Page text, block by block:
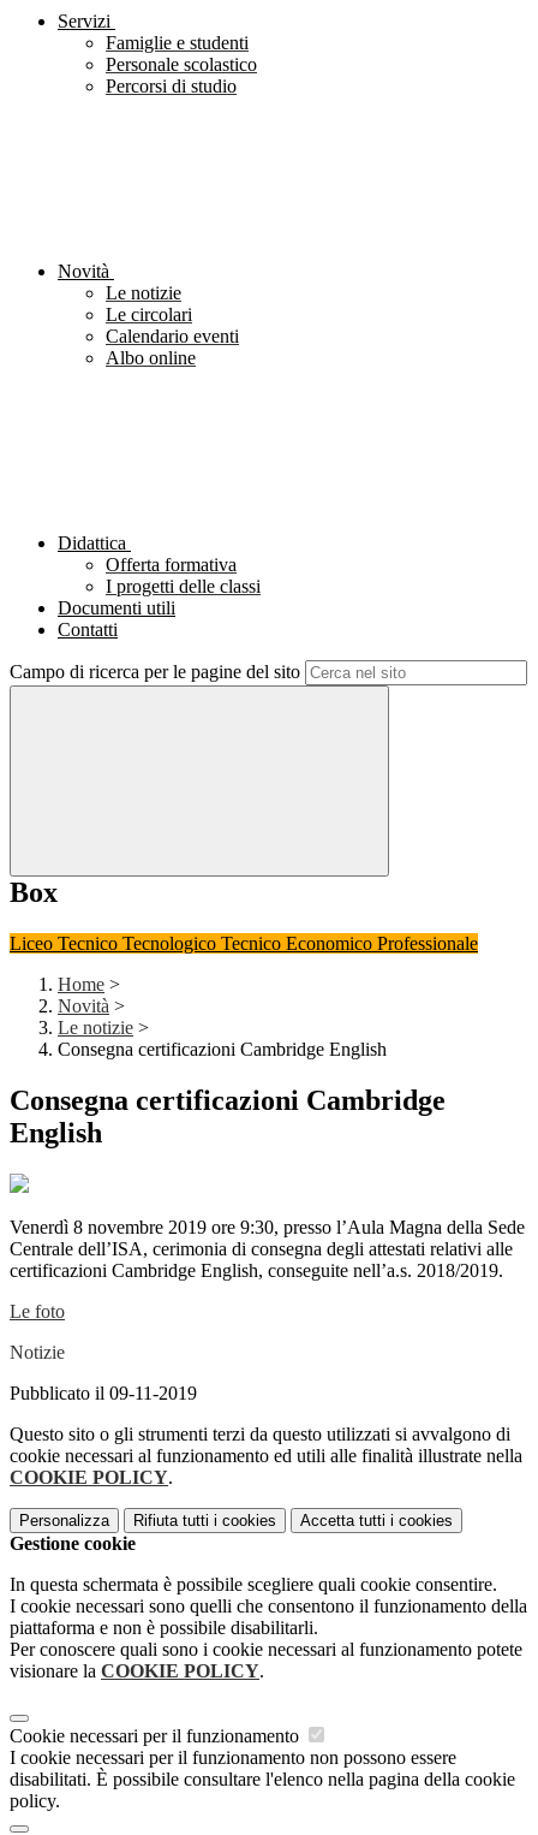
Servizi
Famiglie e studenti
Personale scolastico
Percorsi di studio
Novità
Le notizie
Le circolari
Calendario eventi
Albo online
Didattica
Offerta formativa
I progetti delle classi
Documenti utili
Contatti
Campo di ricerca per le pagine del sito
Box
Liceo Tecnico Tecnologico Tecnico Economico Professionale
Home >
Novità >
Le notizie >
Consegna certificazioni Cambridge English
Consegna certificazioni Cambridge
English
Venerdì 8 novembre 2019 ore 9:30, presso l’Aula Magna della Sede
Centrale dell’ISA, cerimonia di consegna degli attestati relativi alle
certificazioni Cambridge English, conseguite nell’a.s. 2018/2019.
Le foto
Notizie
Pubblicato il 09-11-2019
Questo sito o gli strumenti terzi da questo utilizzati si avvalgono di
cookie necessari al funzionamento ed utili alle finalità illustrate nella
COOKIE POLICY.
Personalizza Rifiuta tutti i cookies Accetta tutti i cookies
Gestione cookie
In questa schermata è possibile scegliere quali cookie consentire.
I cookie necessari sono quelli che consentono il funzionamento della
piattaforma e non è possibile disabilitarli.
Per conoscere quali sono i cookie necessari al funzionamento potete
visionare la COOKIE POLICY.
Cookie necessari per il funzionamento
I cookie necessari per il funzionamento non possono essere
disabilitati. È possibile consultare l'elenco nella pagina della cookie
policy.